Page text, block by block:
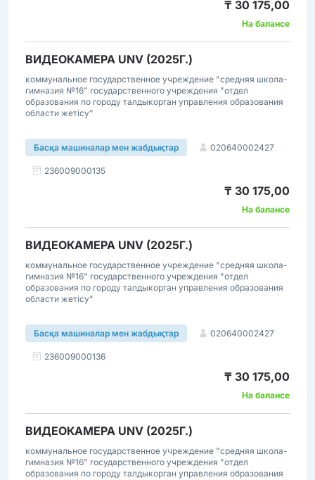
₸ 30 175,00
На балансе
ВИДЕОКАМЕРА UNV (2025Г.)
коммунальное государственное учреждение "средняя школа-
гимназия №16" государственного учреждения "отдел
образования по городу талдыкорган управления образования
области жетісу"
Басқа машиналар мен жабдықтар 020640002427
236009000135
₸ 30 175,00
На балансе
ВИДЕОКАМЕРА UNV (2025Г.)
коммунальное государственное учреждение "средняя школа-
гимназия №16" государственного учреждения "отдел
образования по городу талдыкорган управления образования
области жетісу"
Басқа машиналар мен жабдықтар 020640002427
236009000136
₸ 30 175,00
На балансе
ВИДЕОКАМЕРА UNV (2025Г.)
коммунальное государственное учреждение "средняя школа-
гимназия №16" государственного учреждения "отдел
образования по городу талдыкорган управления образования